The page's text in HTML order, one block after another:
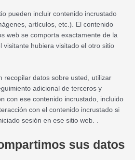
pueden incluir contenido incrustado
artículos, etc.). El contenido
web se comporta exactamente de la
visitante hubiera visitado el otro sitio
recopilar datos sobre usted, utilizar
adicional de terceros y
con ese contenido incrustado, incluido
con el contenido incrustado si
sesión en ese sitio web. .
sus datos